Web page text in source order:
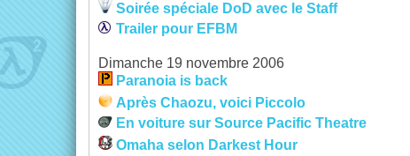
Soirée spéciale DoD avec le Staff
Trailer pour EFBM
Dimanche 19 novembre 2006
Paranoia is back
Après Chaozu, voici Piccolo
En voiture sur Source Pacific Theatre
Omaha selon Darkest Hour